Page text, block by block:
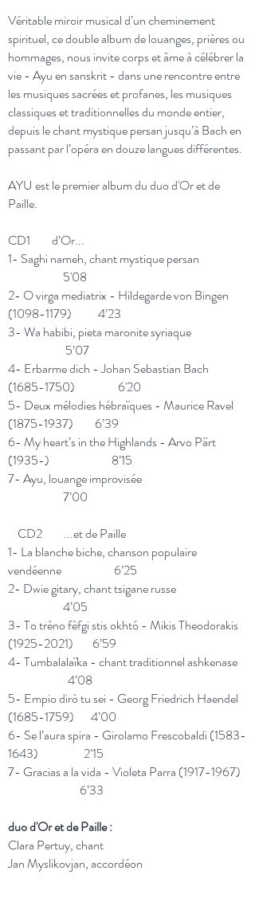
Véritable miroir musical d’un cheminement
spirituel, ce double album de louanges, prières ou
hommages, nous invite corps et âme à célébrer la
vie - Ayu en sanskrit - dans une rencontre entre
les musiques sacrées et profanes, les musiques
classiques et traditionnelles du monde entier,
depuis le chant mystique persan jusqu’à Bach en
passant par l’opéra en douze langues différentes.
AYU est le premier album du duo d'Or et de
Paille.
CD1 d’Or...
1- Saghi nameh, chant mystique persan
5'08
2- O virga mediatrix - Hildegarde von Bingen
(1098-1179) 4’23
3- Wa habibi, pieta maronite syriaque
5’07
4- Erbarme dich - Johan Sebastian Bach
(1685-1750) 6'20
5- Deux mélodies hébraïques - Maurice Ravel
(1875-1937) 6’39
6- My heart’s in the Highlands - Arvo Pärt
(1935-) 8’15
7- Ayu, louange improvisée
7’00
CD2 ...et de Paille
1- La blanche biche, chanson populaire
vendéenne 6’25
2- Dwie gitary, chant tsigane russe
4’05
3- To trèno fèfgi stis okhtó - Mikis Theodorakis
(1925-2021) 6’59
4- Tumbalalaïka - chant traditionnel ashkenase
4’08
5- Empio dirò tu sei - Georg Friedrich Haendel
(1685-1759) 4’00
6- Se l’aura spira - Girolamo Frescobaldi (1583-
1643) 2’15
7- Gracias a la vida - Violeta Parra (1917-1967)
6’33
duo d'Or et de Paille :
Clara Pertuy, chant
Jan Myslikovjan, accordéon